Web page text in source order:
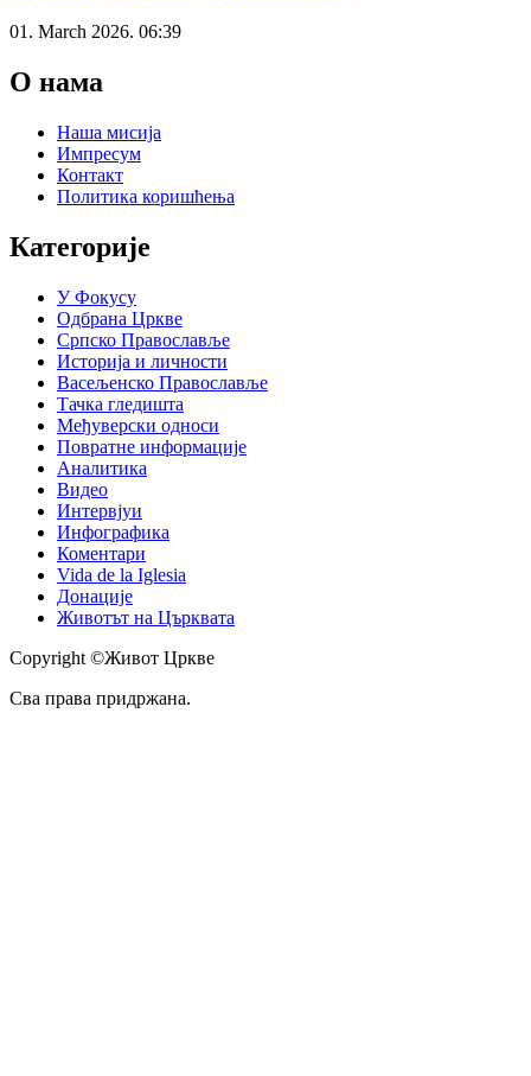
01. March 2026. 06:39
О нама
Наша мисија
Импресум
Контакт
Политика коришћења
Категорије
У Фокусу
Одбрана Цркве
Српско Православље
Историја и личности
Васељенско Православље
Тачка гледишта
Међуверски односи
Повратне информације
Аналитика
Видео
Интервјуи
Инфографика
Коментари
Vida de la Iglesia
Донације
Животът на Църквата
Copyright ©Живот Цркве
Сва права придржана.